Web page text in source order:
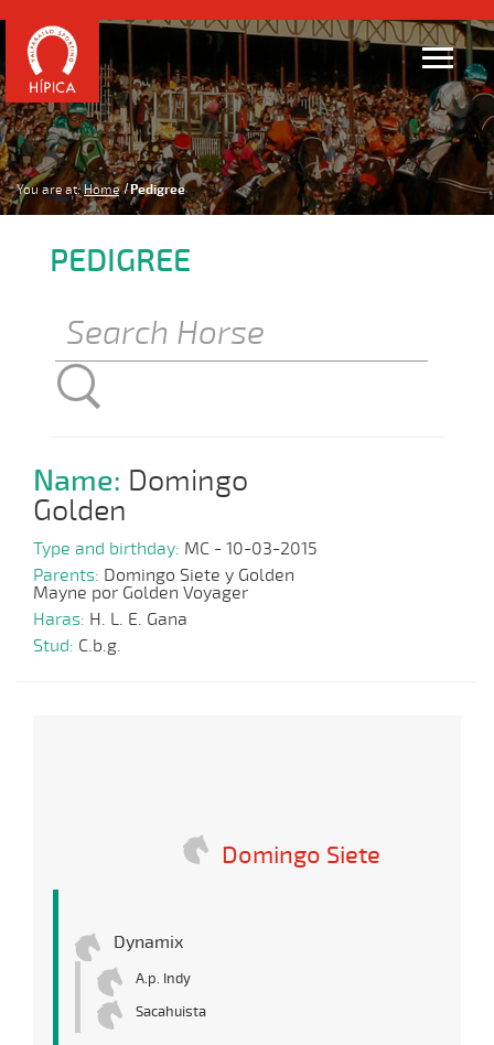
You are at: Home Pedigree
PEDIGREE
Name: Domingo
Golden
Type and birthday: MC - 10-03-2015
Parents: Domingo Siete y Golden
Mayne por Golden Voyager
Haras: H. L. E. Gana
Stud: C.b.g.
Domingo Siete
Dynamix
A.p. Indy
Sacahuista